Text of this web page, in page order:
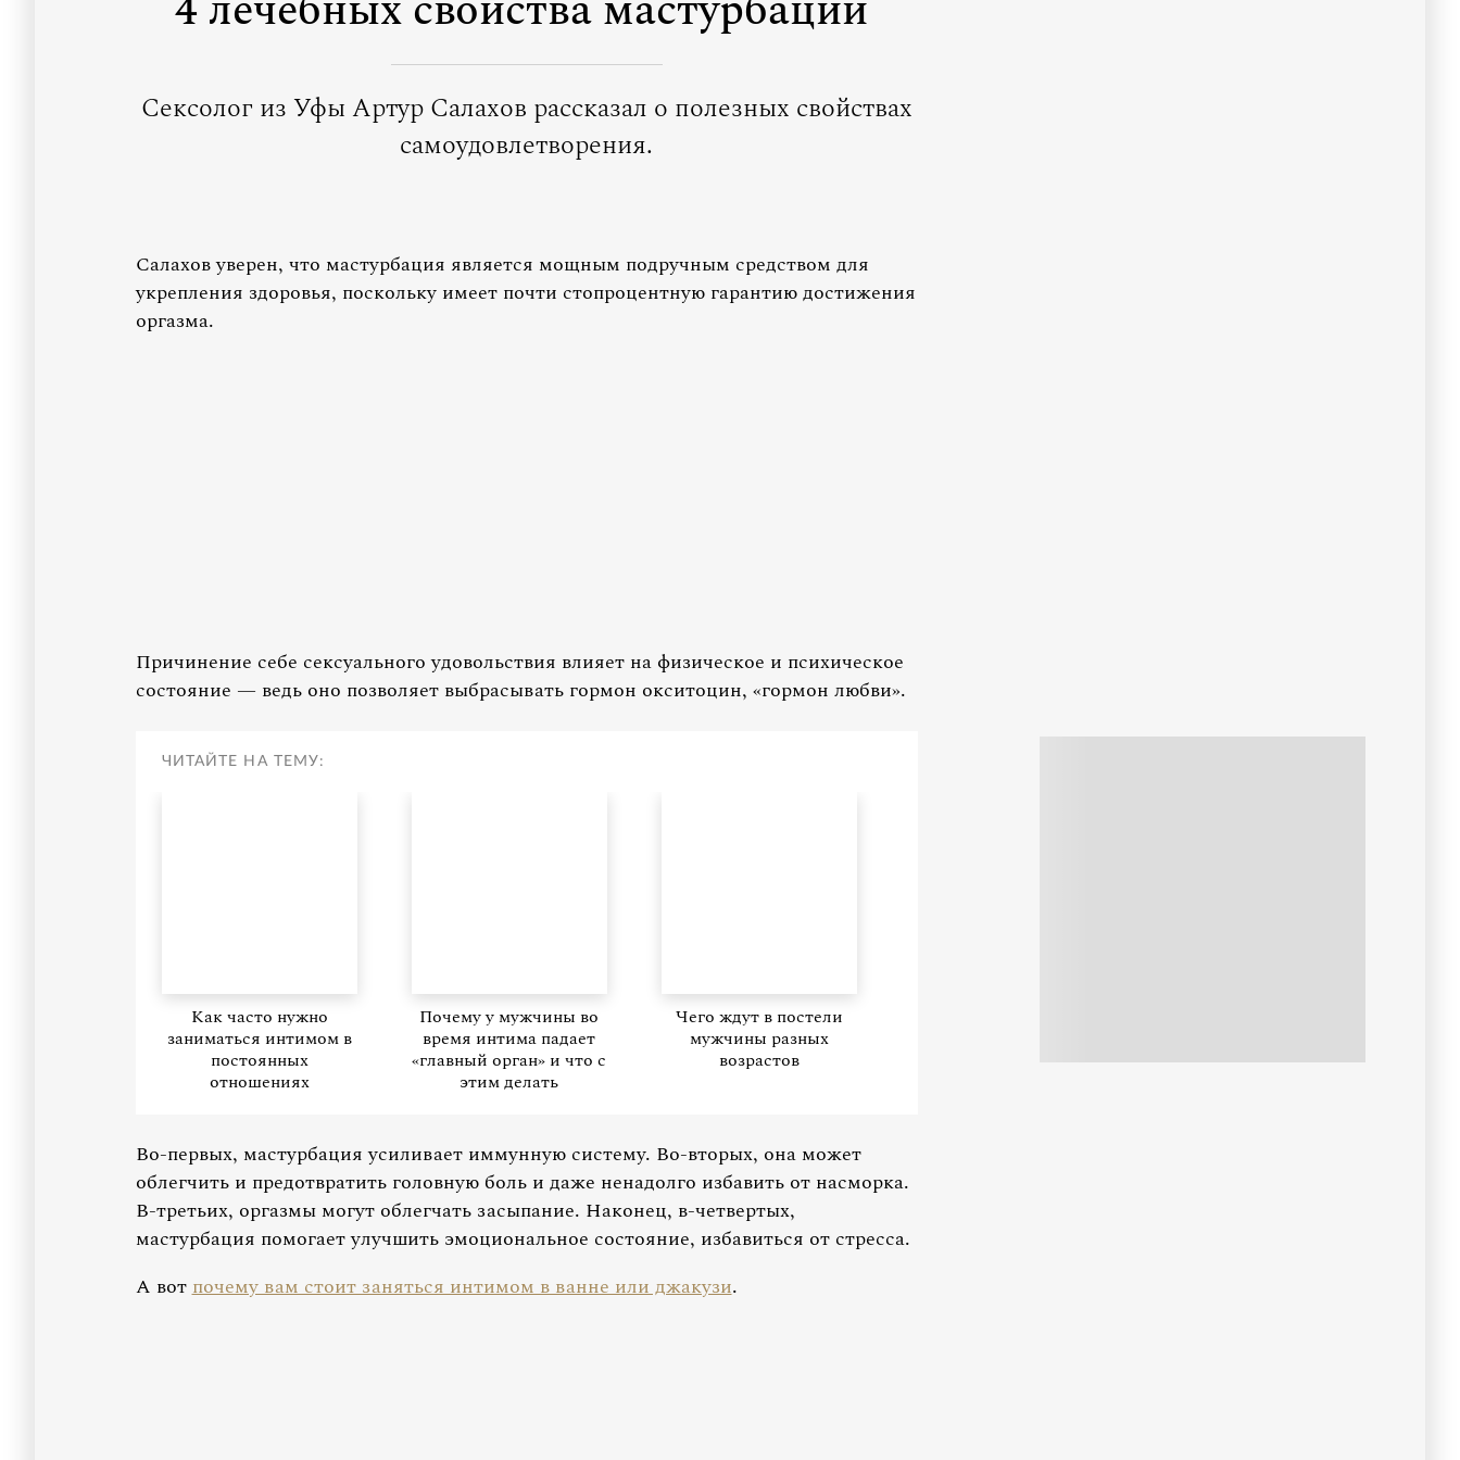
Сексолог из Уфы Артур Салахов рассказал о полезных свойствах
самоудовлетворения.
Салахов уверен, что мастурбация является мощным подручным средством для
укрепления здоровья, поскольку имеет почти стопроцентную гарантию достижения
оргазма.
Причинение себе сексуального удовольствия влияет на физическое и психическое
состояние — ведь оно позволяет выбрасывать гормон окситоцин, «гормон любви».
ЧИТАЙТЕ НА ТЕМУ:
Как часто нужно
заниматься интимом в
постоянных
отношениях
Почему у мужчины во
время интима падает
«главный орган» и что с
этим делать
Чего ждут в постели
мужчины разных
возрастов
Во-первых, мастурбация усиливает иммунную систему. Во-вторых, она может
облегчить и предотвратить головную боль и даже ненадолго избавить от насморка.
В-третьих, оргазмы могут облегчать засыпание. Наконец, в-четвертых,
мастурбация помогает улучшить эмоциональное состояние, избавиться от стресса.
А вотпочему вам стоит заняться интимом в ванне или джакузи.